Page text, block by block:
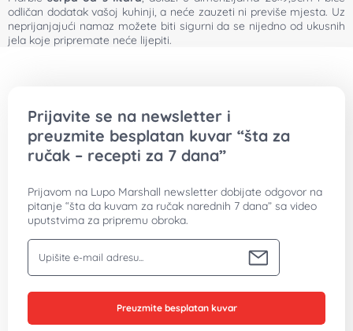
odličan dodatak vašoj kuhinji, a neće zauzeti ni previše mjesta. Uz
neprijanjajući namaz možete biti sigurni da se nijedno od ukusnih
jela koje pripremate neće lijepiti.
Prijavite se na newsletter i
preuzmite besplatan kuvar “šta za
ručak – recepti za 7 dana”
Prijavom na Lupo Marshall newsletter dobijate odgovor na
pitanje “šta da kuvam za ručak narednih 7 dana” sa video
uputstvima za pripremu obroka.
Preuzmite besplatan kuvar